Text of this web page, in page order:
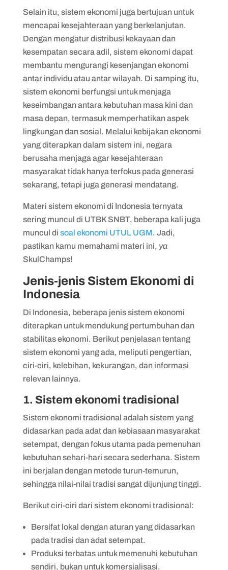
Selain itu, sistem ekonomi juga bertujuan untuk
mencapai kesejahteraan yang berkelanjutan.
Dengan mengatur distribusi kekayaan dan
kesempatan secara adil, sistem ekonomi dapat
membantu mengurangi kesenjangan ekonomi
antar individu atau antar wilayah. Di samping itu,
sistem ekonomi berfungsi untuk menjaga
keseimbangan antara kebutuhan masa kini dan
masa depan, termasuk memperhatikan aspek
lingkungan dan sosial. Melalui kebijakan ekonomi
yang diterapkan dalam sistem ini, negara
berusaha menjaga agar kesejahteraan
masyarakat tidak hanya terfokus pada generasi
sekarang, tetapi juga generasi mendatang.
Materi sistem ekonomi di Indonesia ternyata
sering muncul di UTBK SNBT, beberapa kali juga
muncul di soal ekonomi UTUL UGM. Jadi,
pastikan kamu memahami materi ini, ya
SkulChamps!
Jenis-jenis Sistem Ekonomi di
Indonesia
Di Indonesia, beberapa jenis sistem ekonomi
diterapkan untuk mendukung pertumbuhan dan
stabilitas ekonomi. Berikut penjelasan tentang
sistem ekonomi yang ada, meliputi pengertian,
ciri-ciri, kelebihan, kekurangan, dan informasi
relevan lainnya.
1. Sistem ekonomi tradisional
Sistem ekonomi tradisional adalah sistem yang
didasarkan pada adat dan kebiasaan masyarakat
setempat, dengan fokus utama pada pemenuhan
kebutuhan sehari-hari secara sederhana. Sistem
ini berjalan dengan metode turun-temurun,
sehingga nilai-nilai tradisi sangat dijunjung tinggi.
Berikut ciri-ciri dari sistem ekonomi tradisional:
Bersifat lokal dengan aturan yang didasarkan
pada tradisi dan adat setempat.
Produksi terbatas untuk memenuhi kebutuhan
sendiri, bukan untuk komersialisasi.